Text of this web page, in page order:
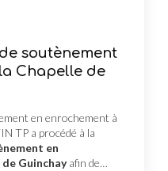
soutènement
Chapelle de
en enrochement à
TP a procédé à la
en
Guinchayafin de…